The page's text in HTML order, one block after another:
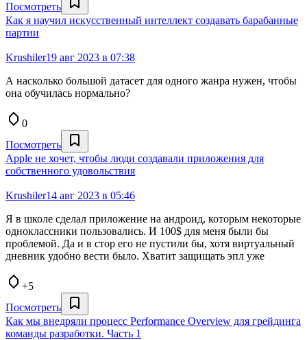
Посмотреть
Как я научил искусственный интеллект создавать барабанные
партии
Krushiler19 авг 2023 в 07:38
А насколько большой датасет для одного жанра нужен, чтобы
она обучилась нормально?
0
Посмотреть
Apple не хочет, чтобы люди создавали приложения для
собственного удовольствия
Krushiler14 авг 2023 в 05:46
Я в школе сделал приложение на андроид, которым некоторые
одноклассники пользовались. И 100$ для меня были бы
проблемой. Да и в стор его не пустили бы, хотя виртуальный
дневник удобно вести было. Хватит защищать эпл уже
+5
Посмотреть
Как мы внедряли процесс Performance Overview для грейдинга
команды разработки. Часть 1